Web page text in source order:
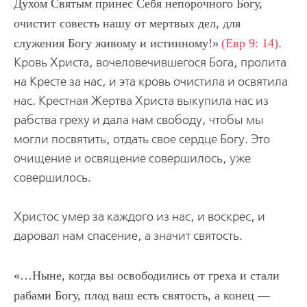
Духом Святым принес Себя непорочного Богу,
очистит совесть нашу от мертвых дел, для
служения Богу живому и истинному!
(Евр 9: 14).
Кровь Христа, вочеловечившегося Бога, пролита
на Кресте за нас, и эта кровь очистила и освятила
нас. Крестная Жертва Христа выкупила нас из
рабства греху и дала нам свободу, чтобы мы
могли посвятить, отдать свое сердце Богу. Это
очищение и освящение совершилось, уже
совершилось.
Христос умер за каждого из нас, и воскрес, и
даровал нам спасение, а значит святость.
…Ныне, когда вы освободились от греха и стали
рабами Богу, плод ваш есть святость, а конец —